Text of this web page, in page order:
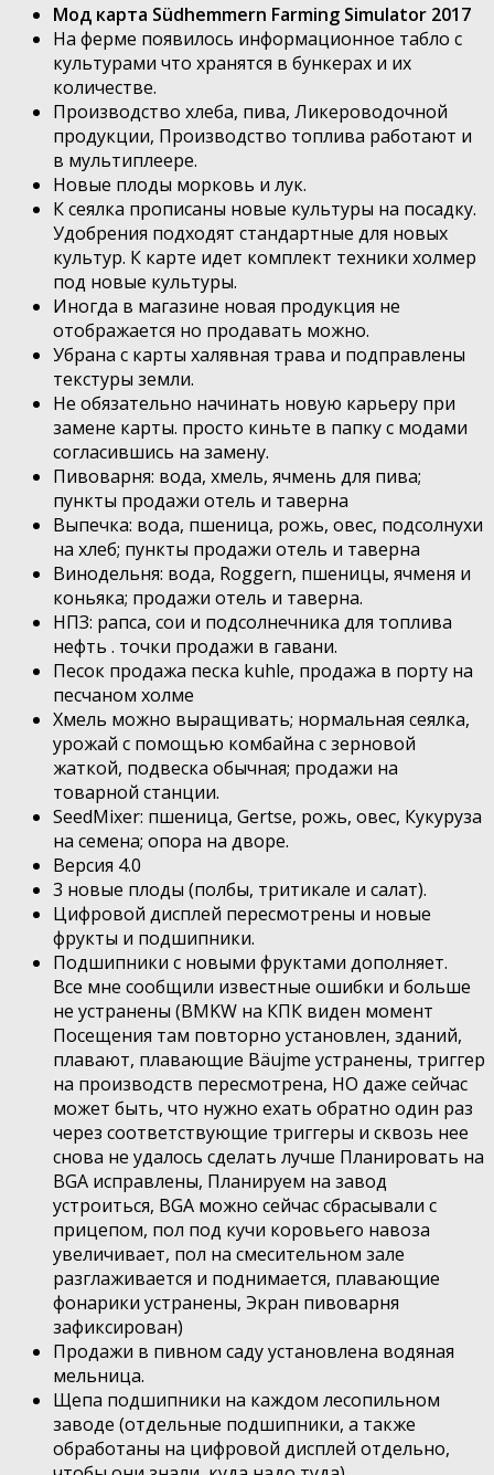
Мод карта Südhemmern Farming Simulator 2017
На ферме появилось информационное табло с
культурами что хранятся в бункерах и их
количестве.
Производство хлеба, пива, Ликероводочной
продукции, Производство топлива работают и
в мультиплеере.
Новые плоды морковь и лук.
К сеялка прописаны новые культуры на посадку.
Удобрения подходят стандартные для новых
культур. К карте идет комплект техники холмер
под новые культуры.
Иногда в магазине новая продукция не
отображается но продавать можно.
Убрана с карты халявная трава и подправлены
текстуры земли.
Не обязательно начинать новую карьеру при
замене карты. просто киньте в папку с модами
согласившись на замену.
Пивоварня: вода, хмель, ячмень для пива;
пункты продажи отель и таверна
Выпечка: вода, пшеница, рожь, овес, подсолнухи
на хлеб; пункты продажи отель и таверна
Винодельня: вода, Roggern, пшеницы, ячменя и
коньяка; продажи отель и таверна.
НПЗ: рапса, сои и подсолнечника для топлива
нефть . точки продажи в гавани.
Песок продажа песка kuhle, продажа в порту на
песчаном холме
Хмель можно выращивать; нормальная сеялка,
урожай с помощью комбайна с зерновой
жаткой, подвеска обычная; продажи на
товарной станции.
SeedMixer: пшеница, Gertse, рожь, овес, Кукуруза
на семена; опора на дворе.
Версия 4.0
3 новые плоды (полбы, тритикале и салат).
Цифровой дисплей пересмотрены и новые
фрукты и подшипники.
Подшипники с новыми фруктами дополняет.
Все мне сообщили известные ошибки и больше
не устранены (BMKW на КПК виден момент
Посещения там повторно установлен, зданий,
плавают, плавающие Bäujme устранены, триггер
на производств пересмотрена, НО даже сейчас
может быть, что нужно ехать обратно один раз
через соответствующие триггеры и сквозь нее
снова не удалось сделать лучше Планировать на
BGA исправлены, Планируем на завод
устроиться, BGA можно сейчас сбрасывали с
прицепом, пол под кучи коровьего навоза
увеличивает, пол на смесительном зале
разглаживается и поднимается, плавающие
фонарики устранены, Экран пивоварня
зафиксирован)
Продажи в пивном саду установлена водяная
мельница.
Щепа подшипники на каждом лесопильном
заводе (отдельные подшипники, а также
обработаны на цифровой дисплей отдельно,